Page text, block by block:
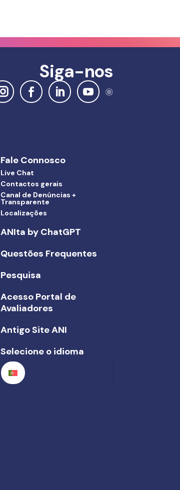
Siga-nos
Fale Connosco
Live Chat
Contactos gerais
Canal de Denúncias +
Transparente
Localizações
ANIta by ChatGPT
Questões Frequentes
Pesquisa
Acesso Portal de
Avaliadores
Antigo Site ANI
Selecione o idioma